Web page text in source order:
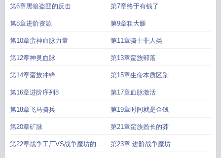
第6章黑狼盗匪的反击 第7章终于有钱了
第8章进阶资源 第9章粗大腿
第10章蛮神血脉力量 第11章骑士非人类
第12章神灵血脉 第13章蛮族部落
第14章蛮族冲锋 第15章生命本质区别
第16章进阶序列8 第17章血脉激活
第18章飞马骑兵 第19章时间就是金钱
第20章矿脉 第21章蛮族酋长的莽
第22章战争工厂VS战争魔坊的选 第23章 进阶战争魔坊